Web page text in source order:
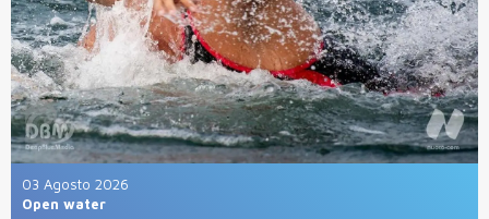
03 Agosto 2026
Open water